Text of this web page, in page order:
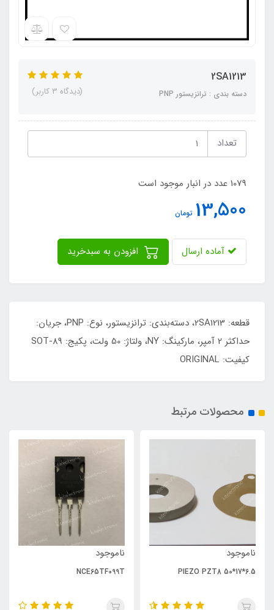
2SA1213
دسته بندی : ترانزیستور PNP (دیدگاه 3 کاربر)
تعداد
1079 عدد در انبار موجود است
13,500 تومان
آماده ارسال
قطعه: 2SA1213، دسته‌بندی: ترانزیستور، نوع: PNP، جریان:
حداکثر 2 آمپر، مارکینگ: NY، ولتاژ: 50 ولت، پکیج: SOT-89
کیفیت: ORIGINAL
محصولات مرتبط
ناموجود
PIEZO PZT8 50*17*6.5
ناموجود
NCE65TF099T